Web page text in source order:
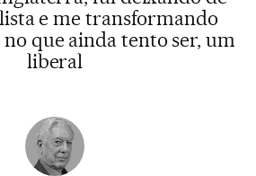
e me transformando
que ainda tento ser, um
liberal